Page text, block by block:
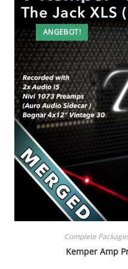
ANGEBOT!
Complete
Kemper Amp